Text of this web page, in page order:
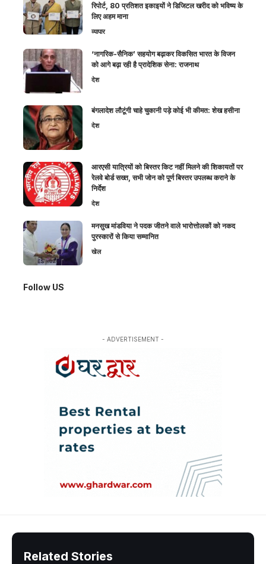
रिपोर्ट, 80 प्रतिशत इकाइयों ने डिजिटल खरीद को भविष्य के
लिए अहम माना
व्यापार
‘नागरिक-सैनिक’ सहयोग बढ़ाकर विकसित भारत के विजन
को आगे बढ़ा रही है प्रादेशिक सेना: राजनाथ
देश
बंगलादेश लौटूंगी चाहे चुकानी पड़े कोई भी कीमत: शेख हसीना
देश
आरएसी यात्रियों को बिस्तर किट नहीं मिलने की शिकायतों पर
रेलवे बोर्ड सख्त, सभी जोन को पूर्ण बिस्तर उपलब्ध कराने के
निर्देश
देश
मनसुख मांडविया ने पदक जीतने वाले भारोत्तोलकों को नकद
पुरस्कारों से किया सम्मानित
खेल
Follow US
- ADVERTISEMENT -
Related Stories